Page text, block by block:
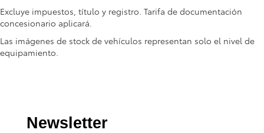
Excluye impuestos, título y registro. Tarifa de documentación
concesionario aplicará.
Las imágenes de stock de vehículos representan solo el nivel de
equipamiento.